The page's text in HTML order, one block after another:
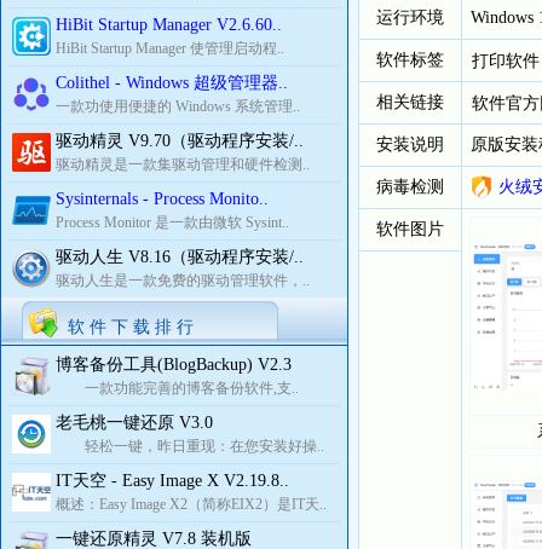
HiBit Startup Manager V2.6.60..
HiBit Startup Manager 使管理启动程..
Colithel - Windows 超级管理器..
一款功使用便捷的 Windows 系统管理..
驱动精灵 V9.70（驱动程序安装/..
驱动精灵是一款集驱动管理和硬件检测..
Sysinternals - Process Monito..
Process Monitor 是一款由微软 Sysint..
驱动人生 V8.16（驱动程序安装/..
驱动人生是一款免费的驱动管理软件，..
软 件 下 载 排 行
博客备份工具(BlogBackup) V2.3
一款功能完善的博客备份软件,支..
老毛桃一键还原 V3.0
轻松一键，昨日重现：在您安装好操..
IT天空 - Easy Image X V2.19.8..
概述：Easy Image X2（简称EIX2）是IT天..
一键还原精灵 V7.8 装机版
运行环境 Windows
软件标签 打印软件
相关链接 软件官
安装说明 原版安
病毒检测 火绒
软件图片